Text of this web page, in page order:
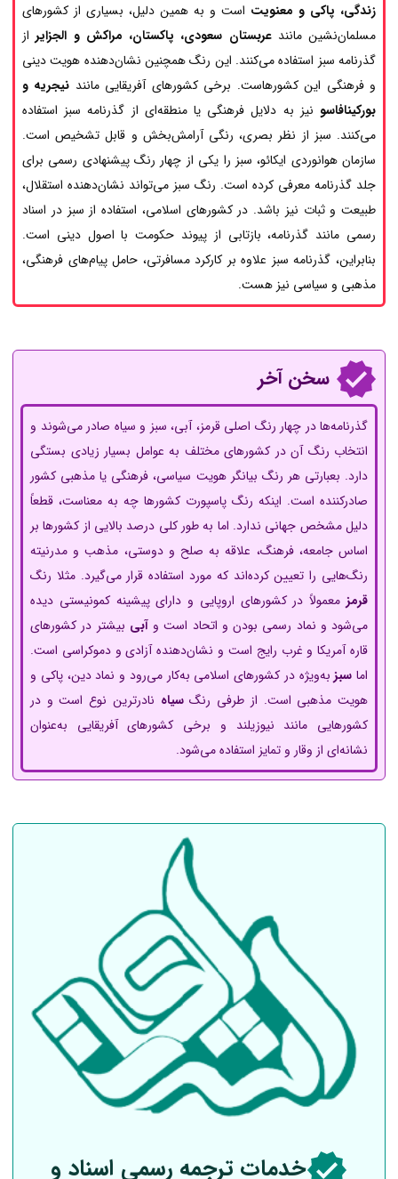
زندگی، پاکی و معنویت است و به همین دلیل، بسیاری از کشورهای
مسلمان‌نشین مانندعربستان سعودی، پاکستان، مراکش و الجزایراز
گذرنامه سبز استفاده می‌کنند. این رنگ همچنین نشان‌دهنده هویت دینی
و فرهنگی این کشورهاست. برخی کشورهای آفریقایی مانند نیجریه و
بورکینافاسو نیز به دلایل فرهنگی یا منطقه‌ای از گذرنامه سبز استفاده
می‌کنند. سبز از نظر بصری، رنگی آرامش‌بخش و قابل تشخیص است.
سازمان هوانوردی ایکائو، سبز را یکی از چهار رنگ پیشنهادی رسمی برای
جلد گذرنامه معرفی کرده است. رنگ سبز می‌تواند نشان‌دهنده استقلال،
طبیعت و ثبات نیز باشد. در کشورهای اسلامی، استفاده از سبز در اسناد
رسمی مانند گذرنامه، بازتابی از پیوند حکومت با اصول دینی است.
بنابراین، گذرنامه سبز علاوه بر کارکرد مسافرتی، حامل پیام‌های فرهنگی،
مذهبی و سیاسی نیز هست.
سخن آخر
گذرنامه‌ها در چهار رنگ اصلی قرمز، آبی، سبز و سیاه صادر می‌شوند و
انتخاب رنگ آن در کشورهای مختلف به عوامل بسیار زیادی بستگی
دارد. بعبارتی هر رنگ بیانگر هویت سیاسی، فرهنگی یا مذهبی کشور
صادرکننده است. اینکه رنگ پاسپورت کشورها چه به معناست، قطعاً
دلیل مشخص جهانی ندارد. اما به طور کلی درصد بالایی از کشورها بر
اساس جامعه، فرهنگ، علاقه به صلح و دوستی، مذهب و مدرنیته
رنگ‌هایی را تعیین کرده‌اند که مورد استفاده قرار می‌گیرد. مثلا رنگ
قرمز معمولاً در کشورهای اروپایی و دارای پیشینه کمونیستی دیده
می‌شود و نماد رسمی بودن و اتحاد است وآبی بیشتر در کشورهای
قاره آمریکا و غرب رایج است و نشان‌دهنده آزادی و دموکراسی است.
اما سبزبه‌ویژه در کشورهای اسلامی به‌کار می‌رود و نماد دین، پاکی و
هویت مذهبی است. از طرفی رنگسیاه نادرترین نوع است و در
کشورهایی مانند نیوزیلند و برخی کشورهای آفریقایی به‌عنوان
نشانه‌ای از وقار و تمایز استفاده می‌شود.
خدمات ترجمه رسمی اسناد و